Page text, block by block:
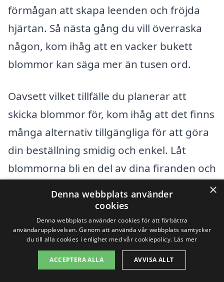
förmågan att skapa leenden och fröjda
hjärtan. Så nästa gång du vill överraska
någon, kom ihåg att en vacker bukett
blommor kan säga mer än tusen ord.
Oavsett vilket tillfälle du planerar att
skicka blommor för, kom ihåg att det finns
många alternativ tillgängliga för att göra
din beställning smidig och enkel. Låt
blommorna bli en del av dina firanden och
Populära återförsäljare
Se urvalet av buketter
×
Denna webbplats använder
cookies
Denna webbplats använder cookies för att förbättra
användarupplevelsen. Genom att använda vår webbplats samtycker
du till alla cookies i enlighet med vår cookiepolicy. Läs mer
ACCEPTERA ALLA AVVISA ALLT